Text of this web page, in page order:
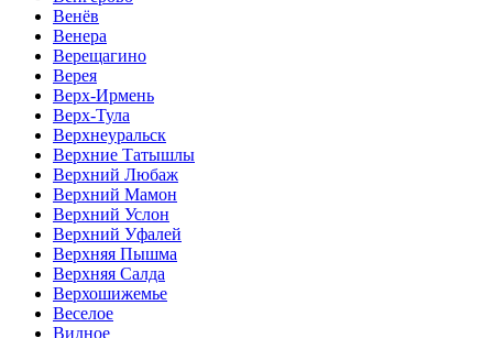
Венёв
Венера
Верещагино
Верея
Верх-Ирмень
Верх-Тула
Верхнеуральск
Верхние Татышлы
Верхний Любаж
Верхний Мамон
Верхний Услон
Верхний Уфалей
Верхняя Пышма
Верхняя Салда
Верхошижемье
Веселое
Видное